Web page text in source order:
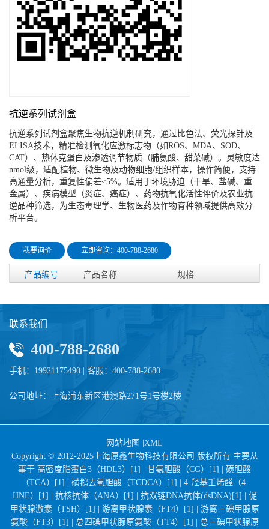
抗逆系列试剂盒
抗逆系列试剂盒‌聚焦生物抗逆机制研究，通过比色法、荧光探针及
ELISA技术，精准检测氧化应激标志物（如ROS、MDA、SOD、
CAT）、热休克蛋白及渗透调节物质（脯氨酸、甜菜碱）。灵敏度达
nmol级，适配植物、微生物及动物细胞/组织样本，操作简便，支持
高通量分析，重复性偏差≤5%。适用于环境胁迫（干旱、盐碱、重
金属）、疾病模型（炎症、癌症）、药物抗氧化活性评价及农业抗
逆品种筛选，为生态毒理学、生物医药及作物育种领域提供高效分
析平台。
我要询价 立即咨询：400-788-2680
产品编号 产品名称 规格
联系我们
400-788-2680
手机：19921175490 | 客服：400-788-2680
公司地址：上海浦东新区港澳路271号1号楼2楼
网站地图
XML
Copyright © 2012-2025上海原鑫生物科技有限公司 版权所有 主要从
事于 高密度脂蛋白3（HDL3）[1] | 甘氨胆酸（CG）[1] | 磺胆酸
（TCA）[1] | 磺鹅去氧胆酸（TCDCA）[1] | 4-羟基壬烯醛（4-
HNE）[1] | 抗核抗体（ANA）[1] | 抗双链DNA抗体(dsDNA)[1] | 促
甲状腺激素（TSH）[1] | 游离甲状腺素（FT4）[1] | 游离三碘甲腺原
氨酸（FT3）[1] | 总四碘甲状腺原氨酸（TT4）[1] | 总三碘甲状腺原